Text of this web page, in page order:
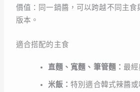
價值：同一鍋醬，可以跨越不同主食
版本。
適合搭配的主食
直麵、寬麵、筆管麵： 最
米飯：特別適合韓式辣醬或